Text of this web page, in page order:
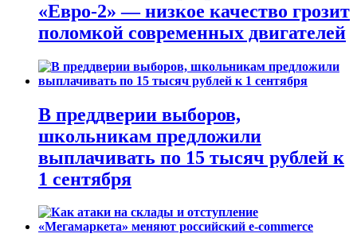
«Евро-2» — низкое качество грозит
поломкой современных двигателей
В преддверии выборов,
школьникам предложили
выплачивать по 15 тысяч рублей к
1 сентября